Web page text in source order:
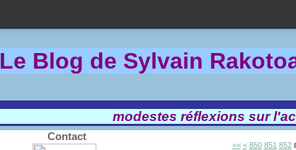
Le Blog de Sylvain
modestes réflexions sur
Contact
<< < 800
810
820
830
840
850 851 852